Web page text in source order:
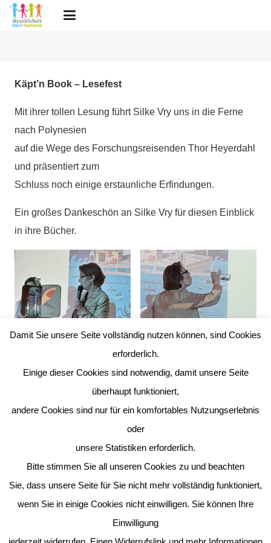
Käpt’n Book – Lesefest
Mit ihrer tollen Lesung führt Silke Vry uns in die Ferne
nach Polynesien
auf die Wege des Forschungsreisenden Thor Heyerdahl
und präsentiert zum
Schluss noch einige erstaunliche Erfindungen.
Ein großes Dankeschön an Silke Vry für diesen Einblick
in ihre Bücher.
Damit Sie unsere Seite vollständig nutzen können, sind Cookies
erforderlich.
Einige dieser Cookies sind notwendig, damit unsere Seite
überhaupt funktioniert,
andere Cookies sind nur für ein komfortables Nutzungserlebnis
oder
unsere Statistiken erforderlich.
Bitte stimmen Sie all unseren Cookies zu und beachten
Sie, dass unsere Seite für Sie nicht mehr vollständig funktioniert,
wenn Sie in einige Cookies nicht einwilligen. Sie können Ihre
Einwilligung